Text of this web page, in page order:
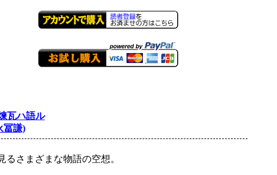
瓦ハ語ル
冨謙)
るさまざまな物語の空想。